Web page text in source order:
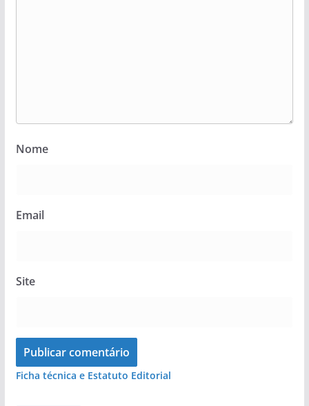
Nome
Email
Site
Ficha técnica e Estatuto Editorial